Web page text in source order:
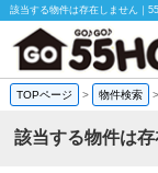
該当する物件は存在しません｜
TOPページ > 物件検索 >
該当する物件は